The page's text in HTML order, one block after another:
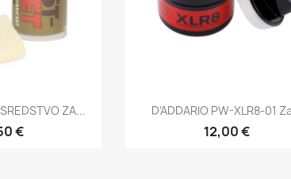
ZA...
€
Brzi pregled
D'ADDARIO PW-XLR8-01
12,00 €